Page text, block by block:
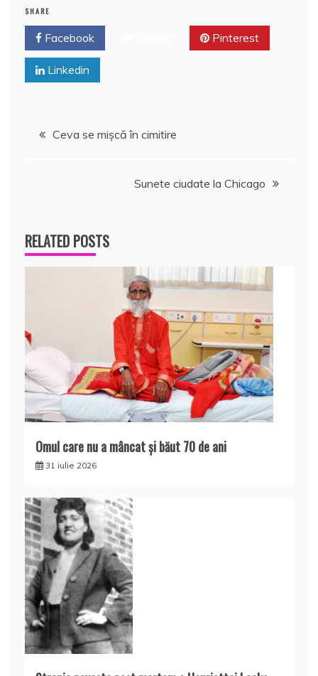
o
k
z
ă
SHARE
Facebook Pinterest
Linkedin
Navigare
Ceva se mişcă în cimitire
Sunete ciudate la Chicago
RELATED POSTS
Omul care nu a mâncat şi băut 70 de ani
31 iulie 2026